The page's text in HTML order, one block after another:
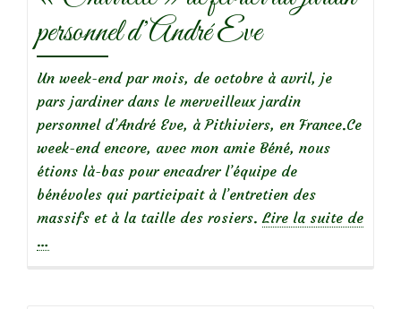
personnel d’André Eve
Un week-end par mois, de octobre à avril, je
pars jardiner dans le merveilleux jardin
personnel d’André Eve, à Pithiviers, en France.Ce
week-end encore, avec mon amie Béné, nous
étions là-bas pour encadrer l’équipe de
bénévoles qui participait à l’entretien des
massifs et à la taille des rosiers. Lire la suite de
à
…